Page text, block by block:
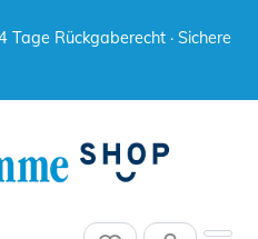
Tage Rückgaberecht · Sichere